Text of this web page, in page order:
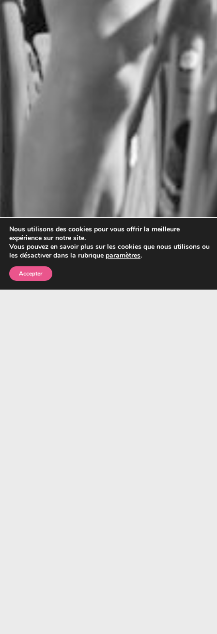
Nous utilisons des cookies pour vous offrir la meilleure
expérience sur notre site.
Vous pouvez en savoir plus sur les cookies que nous utilisons ou
les désactiver dans la rubrique paramètres.
Accepter